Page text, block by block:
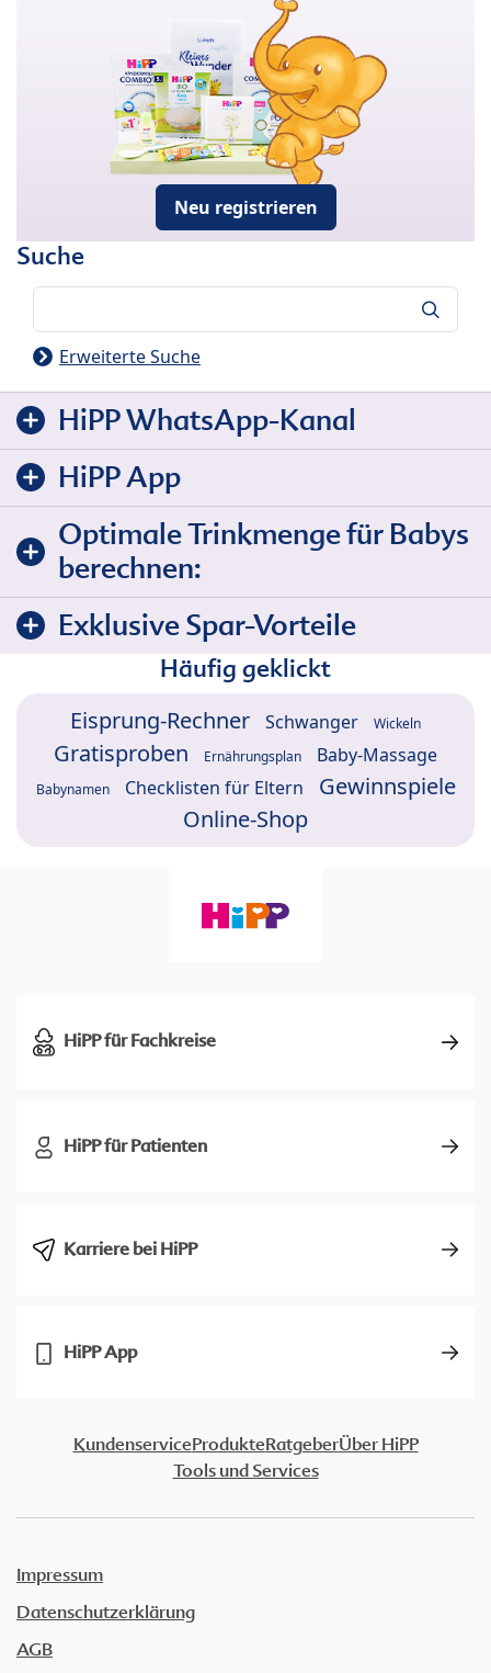
Neu registrieren
Suche
Erweiterte Suche
HiPP WhatsApp-Kanal
HiPP App
Optimale Trinkmenge für Babys
berechnen:
Exklusive Spar-Vorteile
Häufig geklickt
Eisprung-Rechner Schwanger Wickeln
Gratisproben Ernährungsplan Baby-Massage
Babynamen Checklisten für Eltern
Gewinnspiele
Online-Shop
HiPP für Fachkreise
HiPP für Patienten
Karriere bei HiPP
HiPP App
KundenserviceProdukteRatgeberÜber HiPP
Tools und Services
Impressum
Datenschutzerklärung
AGB